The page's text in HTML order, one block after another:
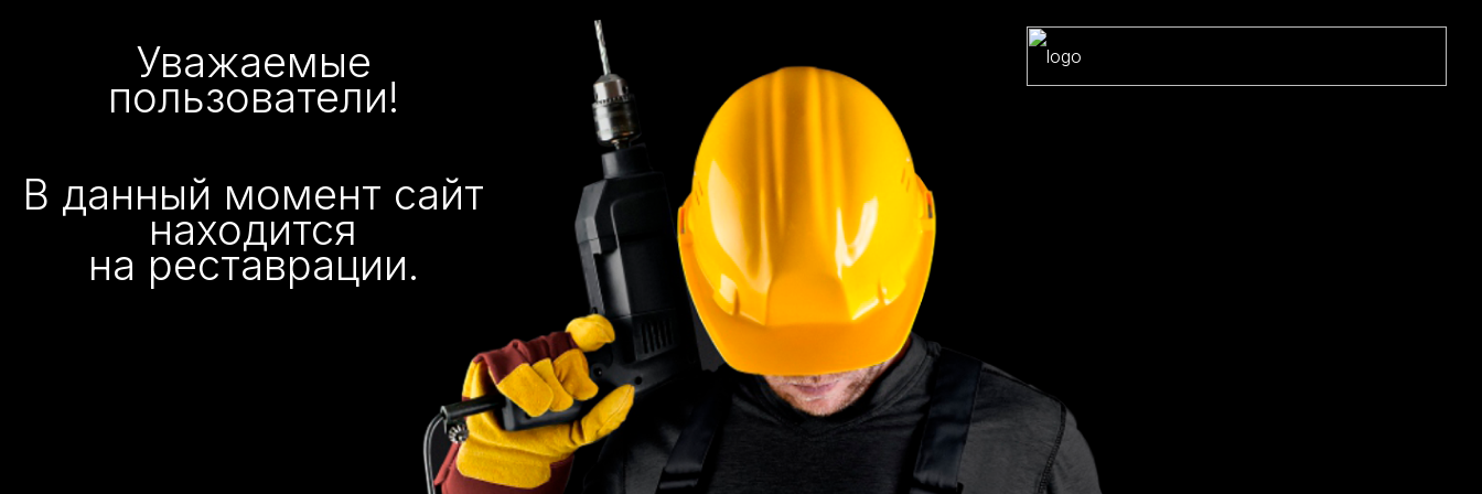
Уважаемые
пользователи!
В данный момент сайт
находится
на реставрации.